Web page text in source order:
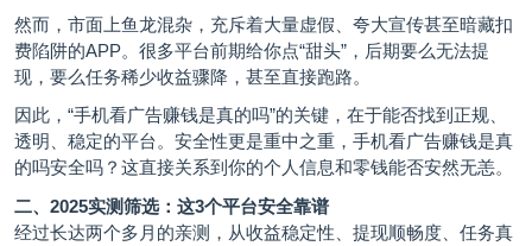
然而，市面上鱼龙混杂，充斥着大量虚假、夸大宣传甚至暗藏扣
费陷阱的APP。很多平台前期给你点“甜头”，后期要么无法提
现，要么任务稀少收益骤降，甚至直接跑路。
因此，“手机看广告赚钱是真的吗”的关键，在于能否找到正规、
透明、稳定的平台。安全性更是重中之重，手机看广告赚钱是真
的吗安全吗？这直接关系到你的个人信息和零钱能否安然无恙。
二、2025实测筛选：这3个平台安全靠谱
经过长达两个多月的亲测，从收益稳定性、提现顺畅度、任务真